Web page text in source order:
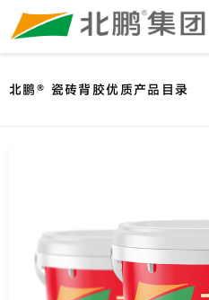
北鹏® 瓷砖背胶优质产品目录